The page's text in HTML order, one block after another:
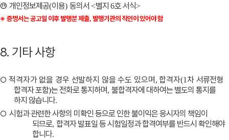
⑪ 개인정보제공(이용) 동의서 <별지 6호 서식>
※ 증명서는 공고일 이후 발행분 제출, 발행기관의 직인이 있어야 함
8. 기타 사항
○ 적격자가 없을 경우 선발하지 않을 수도 있으며 ,합격자(1차 서류전형
합격자 포함)는 전화로 통지하며, 불합격자에 대하여는 별도의 통지를
하지 않습니다.
○ 시험과 관련한 사항의 미확인 등으로 인한 불이익은 응시자의 책임이
되므로,합격자 발표일 등 시험일정과 합격여부를 반드시 확인해야
합니다.